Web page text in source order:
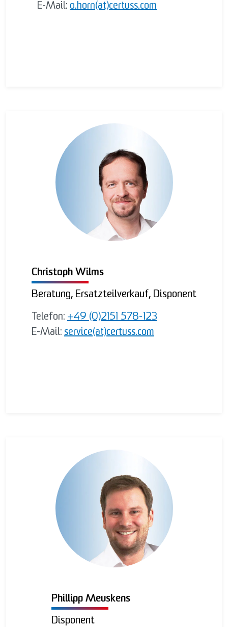
E-Mail: o.horn(at)certuss.com
Beratung, Ersatzteilverkauf, Disponent
Christoph Wilms
Telefon: +49 (0)2151 578-123
E-Mail: service(at)certuss.com
Disponent
Phillipp Meuskens